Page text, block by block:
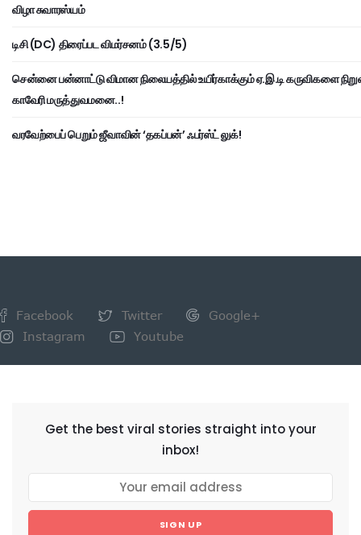
விழா சுவாரஸ்யம்
டிசி (DC) திரைப்பட விமர்சனம் (3.5/5)
சென்னை பன்னாட்டு விமான நிலையத்தில் உயிர்காக்கும் ஏ.இ.டி கருவிகளை
காவேரி மருத்துவமனை..!
வரவேற்பைப் பெறும் ஜீவாவின் ‘தகப்பன்’ ஃபர்ஸ்ட் லுக்!
Facebook Twitter
Google+
Instagram
Youtube
Get the best viral stories straight into your
inbox!
SIGN UP